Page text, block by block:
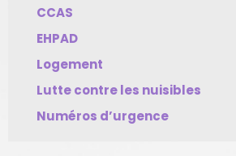
CCAS
EHPAD
Logement
Lutte contre les nuisibles
Numéros d’urgence